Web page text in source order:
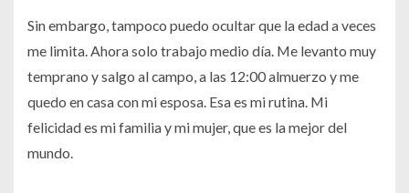
Sin embargo, tampoco puedo ocultar que la edad a veces
me limita. Ahora solo trabajo medio día. Me levanto muy
temprano y salgo al campo, a las 12:00 almuerzo y me
quedo en casa con mi esposa. Esa es mi rutina. Mi
felicidad es mi familia y mi mujer, que es la mejor del
mundo.